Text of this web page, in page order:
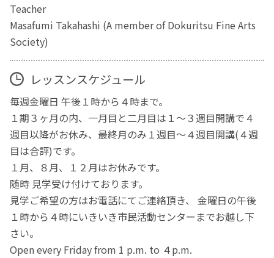
Teacher
Masafumi Takahashi (A member of Dokuritsu Fine Arts
Society)
レッスンスケジュール
毎週金曜日 午後１時から４時まで。
１期３ヶ月の内、一月目と二月目は１～３週目開講で４
週目以降がお休み、最終月のみ１週目～４週目開講(４週
目は合評)です。
１月、８月、１２月はお休みです。
随時 見学受け付けております。
見学ご希望の方はお電話にてご連絡頂き、 金曜日の午後
１時から４時にいきいき市民活動センターまでお越し下
さい。
Open every Friday from 1 p.m. to ４p.m.